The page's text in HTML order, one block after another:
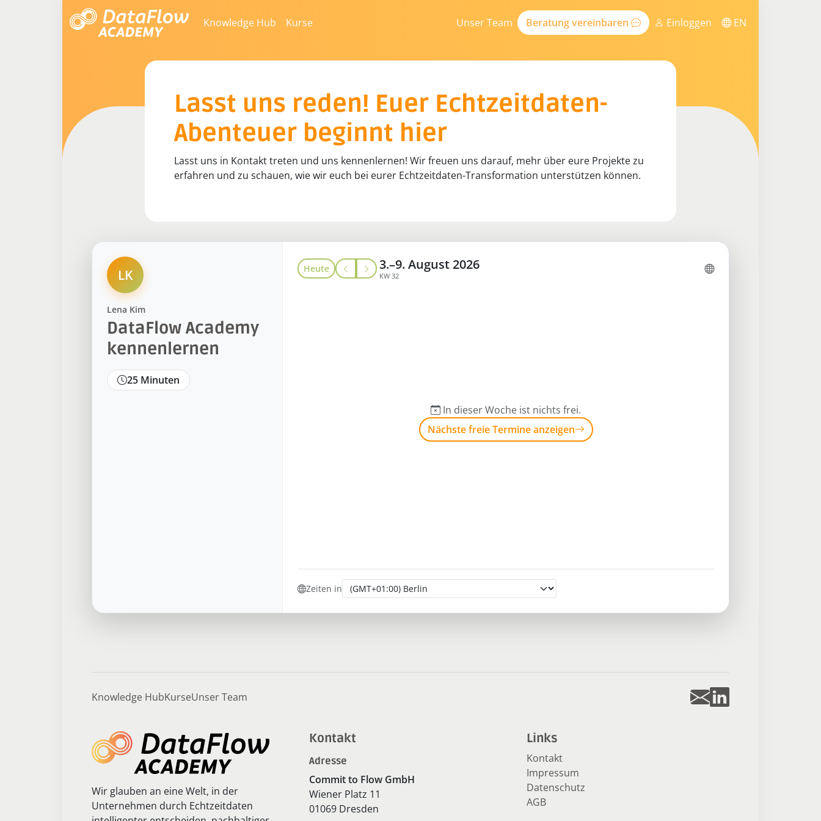
Knowledge Hub Kurse Unser Team Beratung vereinbaren Einloggen EN
Lasst uns reden! Euer Echtzeitdaten-
Abenteuer beginnt hier
Lasst uns in Kontakt treten und uns kennenlernen! Wir freuen uns darauf, mehr über eure Projekte zu
erfahren und zu schauen, wie wir euch bei eurer Echtzeitdaten-Transformation unterstützen können.
LK
Lena Kim
DataFlow Academy
kennenlernen
25 Minuten
Heute 3.–9. August 2026
KW 32
In dieser Woche ist nichts frei.
Nächste freie Termine anzeigen
Zeiten in
Knowledge HubKurseUnser Team
Wir glauben an eine Welt, in der
Unternehmen durch Echtzeitdaten
Kontakt
Adresse
Commit to Flow GmbH
Wiener Platz 11
01069 Dresden
Links
Kontakt
Impressum
Datenschutz
AGB